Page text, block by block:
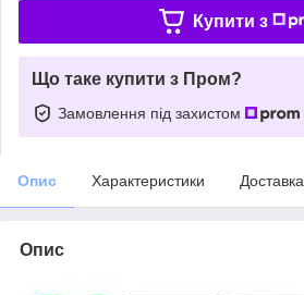
Купити з
Що таке купити з Пром?
Замовлення під захистом
Опис Характеристики Доставка
Опис